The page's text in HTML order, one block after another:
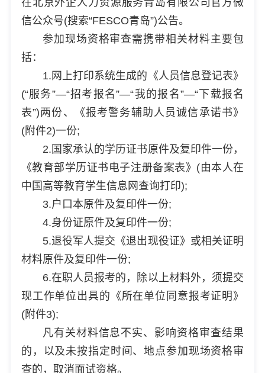
信公众号(搜索“FESCO青岛”)公告。
参加现场资格审查需携带相关材料主要包
括：
1.网上打印系统生成的《人员信息登记表》
(“服务”—“招考报名”—“我的报名”—“下载报名
表”)两份、《报考警务辅助人员诚信承诺书》
(附件2)一份;
2.国家承认的学历证书原件及复印件一份，
《教育部学历证书电子注册备案表》(由本人在
中国高等教育学生信息网查询打印);
3.户口本原件及复印件一份;
4.身份证原件及复印件一份;
5.退役军人提交《退出现役证》或相关证明
材料原件及复印件一份;
6.在职人员报考的，除以上材料外，须提交
现工作单位出具的《所在单位同意报考证明》
(附件3);
凡有关材料信息不实、影响资格审查结果
的，以及未按指定时间、地点参加现场资格审
查的，取消面试资格。